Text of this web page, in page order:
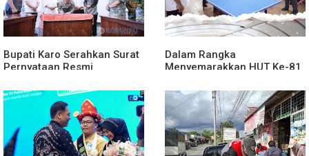
Bupati Karo Serahkan Surat
Pernyataan Resmi
Kabanjahe
Dalam Rangka
Menyemarakkan HUT Ke-81
Siapkan Rangkaian Kegiatan